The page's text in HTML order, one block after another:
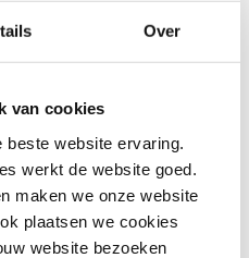
Over
van cookies
website ervaring.
werkt de website goed.
maken we onze website
plaatsen we cookies
website bezoeken
bij Bike
aan Dorpsstraat 67,
via 0521 341 442. Kom
vooraf voor een